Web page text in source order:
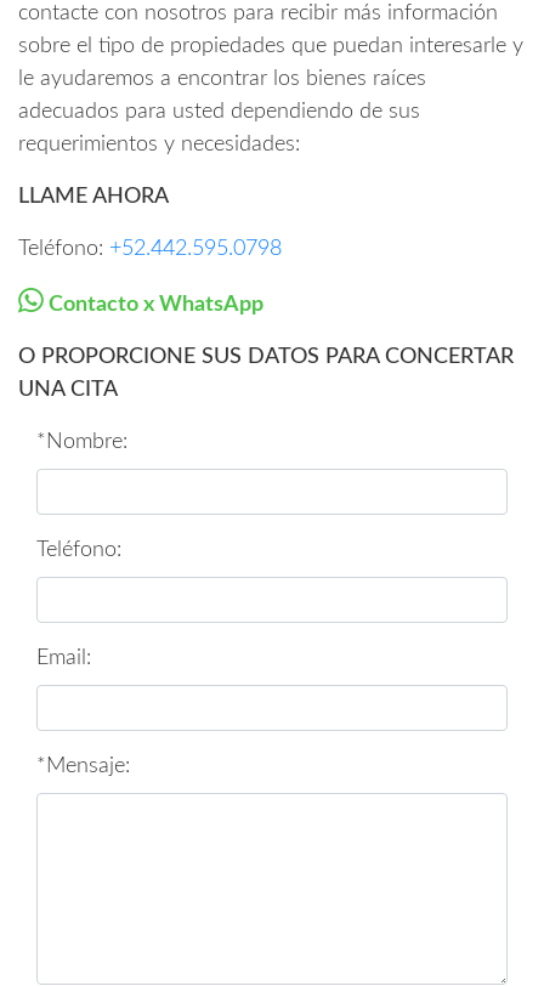
contacte con nosotros para recibir más información
sobre el tipo de propiedades que puedan interesarle y
le ayudaremos a encontrar los bienes raíces
adecuados para usted dependiendo de sus
requerimientos y necesidades:
LLAME AHORA
Teléfono: +52.442.595.0798
Contacto x WhatsApp
O PROPORCIONE SUS DATOS PARA CONCERTAR
UNA CITA
*Nombre:
Teléfono:
Email:
*Mensaje: